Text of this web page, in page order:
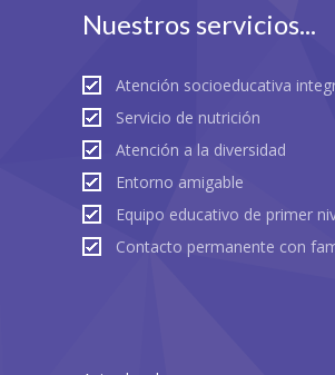
Nuestros servicios...
Atención socioeducativa
Servicio de nutrición
Atención a la diversidad
Entorno amigable
Equipo educativo de primer
Contacto permanente con